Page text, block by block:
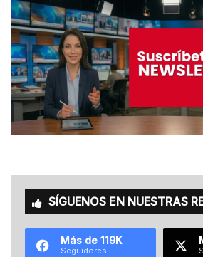
SÍGUENOS EN NUESTRAS
Más de 119K
Seguidores